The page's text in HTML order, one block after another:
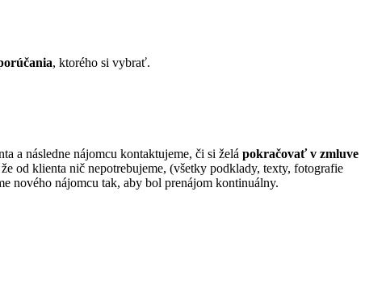
, ktorého si vybrať.
a následne nájomcu kontaktujeme, či si želá pokračovať v zmluve
od klienta nič nepotrebujeme, (všetky podklady, texty, fotografie
nového nájomcu tak, aby bol prenájom kontinuálny.